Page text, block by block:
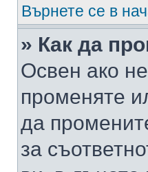
Върнете се в
» Как да
Освен ако
променяте
да
за